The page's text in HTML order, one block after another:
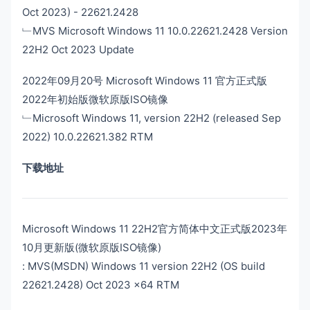
Oct 2023) - 22621.2428
﹂MVS Microsoft Windows 11 10.0.22621.2428 Version
22H2 Oct 2023 Update
2022年09月20号 Microsoft Windows 11 官方正式版
2022年初始版微软原版ISO镜像
﹂Microsoft Windows 11, version 22H2 (released Sep
2022) 10.0.22621.382 RTM
下载地址
Microsoft Windows 11 22H2官方简体中文正式版2023年
10月更新版(微软原版ISO镜像)
: MVS(MSDN) Windows 11 version 22H2 (OS build
22621.2428) Oct 2023 x64 RTM